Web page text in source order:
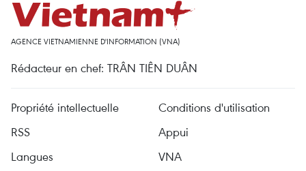
AGENCE VIETNAMIENNE D'INFORMATION (VNA)
Rédacteur en chef: TRÂN TIÊN DUÂN
Propriété intellectuelle
Conditions d'utilisation
RSS
Appui
Langues
VNA